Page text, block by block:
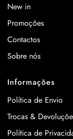
New in
Promoções
Contactos
Sobre nós
Informações
Política de Envio
Trocas &
Política de